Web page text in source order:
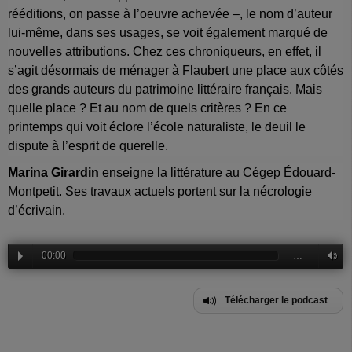
rééditions, on passe à l’oeuvre achevée –, le nom d’auteur
lui-même, dans ses usages, se voit également marqué de
nouvelles attributions. Chez ces chroniqueurs, en effet, il
s’agit désormais de ménager à Flaubert une place aux côtés
des grands auteurs du patrimoine littéraire français. Mais
quelle place ? Et au nom de quels critères ? En ce
printemps qui voit éclore l’école naturaliste, le deuil le
dispute à l’esprit de querelle.
Marina Girardin enseigne la littérature au Cégep Édouard-
Montpetit. Ses travaux actuels portent sur la nécrologie
d’écrivain.
00:00
Télécharger le podcast